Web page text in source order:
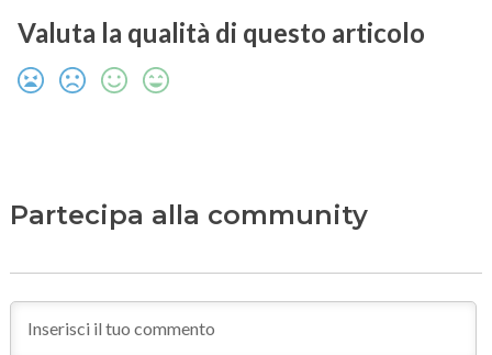
Valuta la qualità di questo articolo
Partecipa alla community